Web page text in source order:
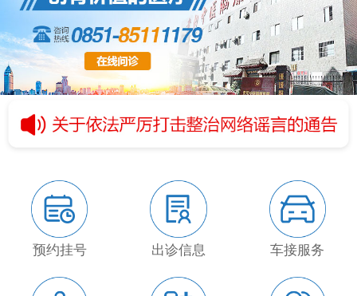
预约挂号 出诊信息 车接服务